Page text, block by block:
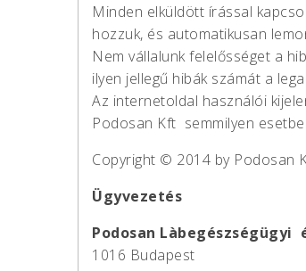
Minden elküldött írással
hozzuk, és automatikusan
Nem vállalunk felelősséget a
ilyen jellegű hibák számát a
Az internetoldal használói
Podosan Kft semmilyen
Copyright © 2014 by Podosan
Ügyvezetés
Podosan Làbegészségügyi
1016 Budapest